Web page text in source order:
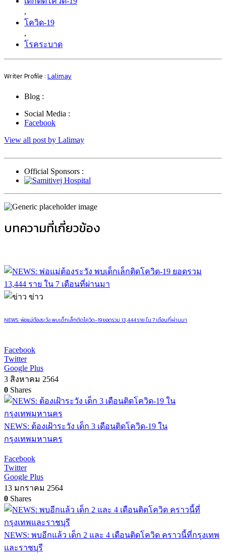
,
โควิด-19
,
โรคระบาด
Writer Profile : Lalimay
Blog :
Social Media :
Facebook
View all post by Lalimay
Official Sponsors :
บทความที่เกี่ยวข้อง
ข่าว
NEWS: พ่อแม่ต้องระวัง พบเด็กเล็กติดโควิด-19 ยอดรวม 13,444 ราย ใน 7 เดือนที่ผ่านมา
Facebook
Twitter
Google Plus
3 สิงหาคม 2564
0 Shares
NEWS: ต้องเฝ้าระวัง เด็ก 3 เดือนติดโควิด-19 ใน
กรุงเทพมหานคร
Facebook
Twitter
Google Plus
13 มกราคม 2564
0 Shares
NEWS: พบอีกแล้ว เด็ก 2 และ 4 เดือนติดโควิด คราวนี้ที่กรุงเทพ
และราชบุรี